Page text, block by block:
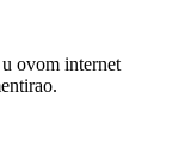
ovom internet